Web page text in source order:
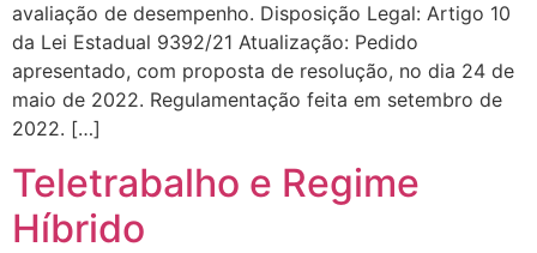
avaliação de desempenho. Disposição Legal: Artigo 10
da Lei Estadual 9392/21 Atualização: Pedido
apresentado, com proposta de resolução, no dia 24 de
maio de 2022. Regulamentação feita em setembro de
2022. […]
Teletrabalho e Regime
Híbrido